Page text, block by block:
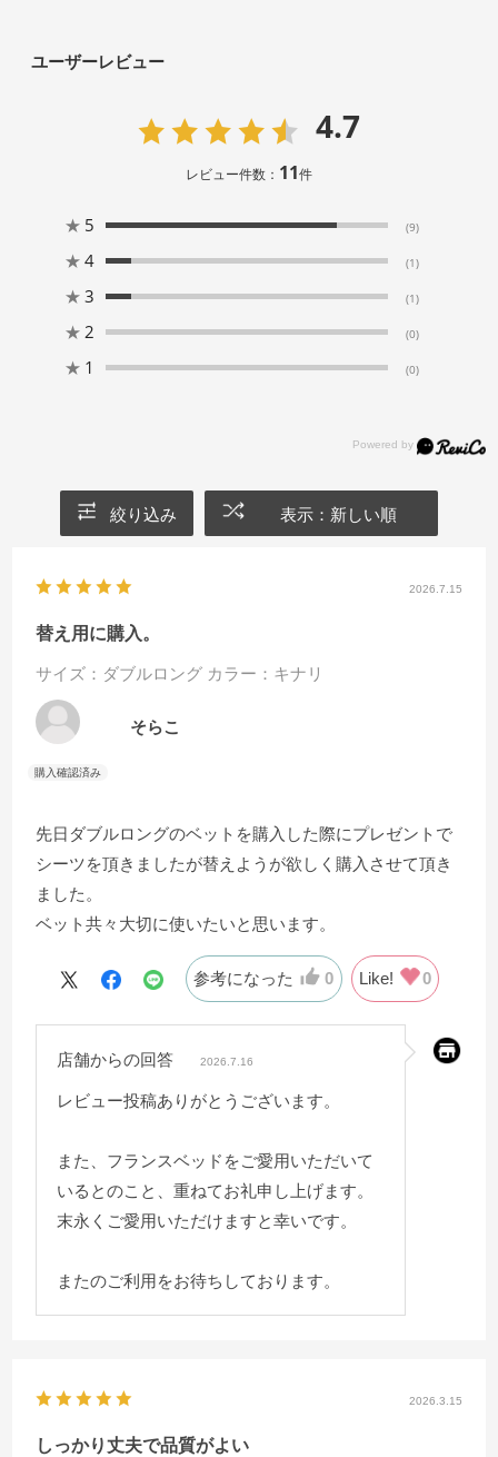
ユーザーレビュー
4.7
レビュー件数： 11件
★ 5 (9)
★ 4 (1)
★ 3 (1)
★ 2 (0)
★ 1 (0)
絞り込み 表示：新しい順
2026.7.15
替え用に購入。
サイズ：ダブルロング カラー：キナリ
そらこ
先日ダブルロングのベットを購入した際にプレゼントで
シーツを頂きましたが替えようが欲しく購入させて頂き
ました。
ベット共々大切に使いたいと思います。
参考になった 0 Like! 0
店舗からの回答 2026.7.16
レビュー投稿ありがとうございます。
また、フランスベッドをご愛用いただいて
いるとのこと、重ねてお礼申し上げます。
末永くご愛用いただけますと幸いです。
またのご利用をお待ちしております。
2026.3.15
しっかり丈夫で品質がよい